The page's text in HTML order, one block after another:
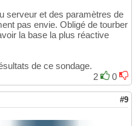
serveur et des paramètres de
pas envie. Obligé de tourber
la base la plus réactive
de ce sondage.
2
0
#9